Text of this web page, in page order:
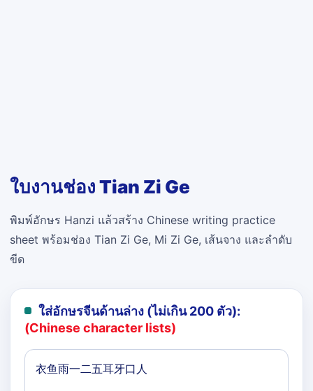
ใบงานช่อง Tian Zi Ge
พิมพ์อักษร Hanzi แล้วสร้าง Chinese writing practice
sheet พร้อมช่อง Tian Zi Ge, Mi Zi Ge, เส้นจาง และลำดับ
ขีด
ใส่อักษรจีนด้านล่าง (ไม่เกิน 200 ตัว):
(Chinese character lists)